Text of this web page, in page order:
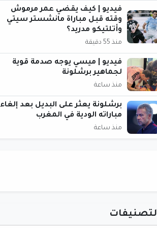
فيديو | كيف يقضي عمر مرموش
وقته قبل مباراة مانشستر سيتي
وأتلتيكو مدريد؟
منذ 55 دقيقة
فيديو | ميسي يوجه صدمة قوية
لجماهير برشلونة
منذ ساعة
برشلونة يعثر على البديل بعد إلغاء
مباراته الودية في المغرب
منذ ساعة